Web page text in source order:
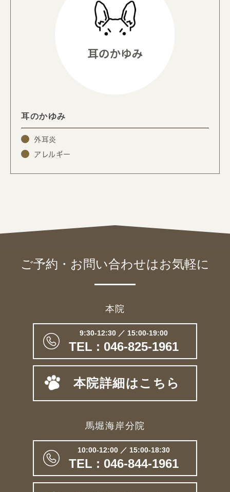
耳のかゆみ
外耳炎
アレルギー
ご予約・お問い合わせはお気軽に
本院
9:30-12:30 ／ 15:00-19:00
TEL : 046-825-1961
本院詳細はこちら
馬堀海岸分院
10:00-12:00 ／ 15:00-18:30
TEL : 046-844-1961